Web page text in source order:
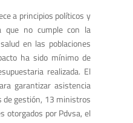
a principios políticos y
que no cumple con la
en las poblaciones
ha sido mínimo de
realizada. El
garantizar asistencia
de gestión, 13 ministros
otorgados por Pdvsa, el